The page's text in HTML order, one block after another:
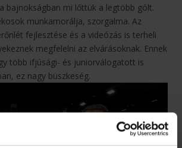
bajnokságban mi lőttük a legtöbb gólt.
munkamorálja, szorgalma. Az
fejlesztése és a videózás is terheli
megfelelni az elvárásoknak. Ennek
több ifjúsági- és juniorválogatott is
ez nagy büszkeség.